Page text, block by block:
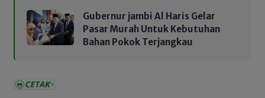
Gubernur jambi Al Haris Gelar
Pasar Murah Untuk Kebutuhan
Bahan Pokok Terjangkau